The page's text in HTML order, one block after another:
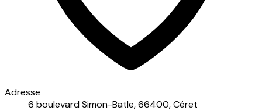
Adresse
6 boulevard Simon-Batle, 66400, Céret